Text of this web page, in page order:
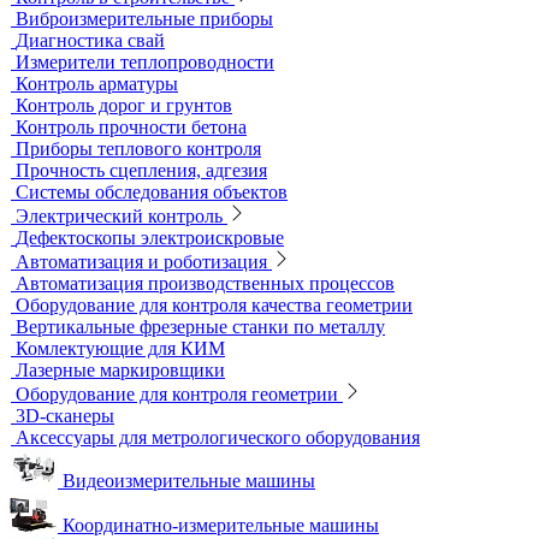
Абразиометры
Блескомеры, колориметры
Контроль герметичности
Вакуумные рамки
Вакуумные установки
Портативные гелиевые течеискатели
Течеискатели акустические
Течеискатели корреляционные
Течеискатели многодатчиковые
Трассотечеискатели
Контроль в строительстве
Виброизмерительные приборы
Диагностика свай
Измерители теплопроводности
Контроль арматуры
Контроль дорог и грунтов
Контроль прочности бетона
Приборы теплового контроля
Прочность сцепления, адгезия
Системы обследования объектов
Электрический контроль
Дефектоскопы электроискровые